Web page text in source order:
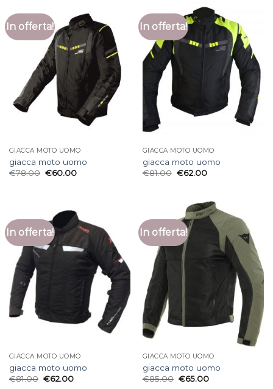
In offerta!
GIACCA MOTO UOMO
giacca moto uomo
€78.00 €60.00
In offerta!
GIACCA MOTO UOMO
giacca moto uomo
€81.00 €62.00
In offerta!
GIACCA MOTO UOMO
giacca moto uomo
€81.00 €62.00
In offerta!
GIACCA MOTO UOMO
giacca moto uomo
€85.00 €65.00